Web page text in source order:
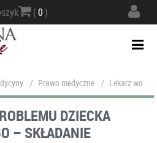
(0)
/ Prawo medyczne / Lekarz
DZIECKA
– SKŁADANIE